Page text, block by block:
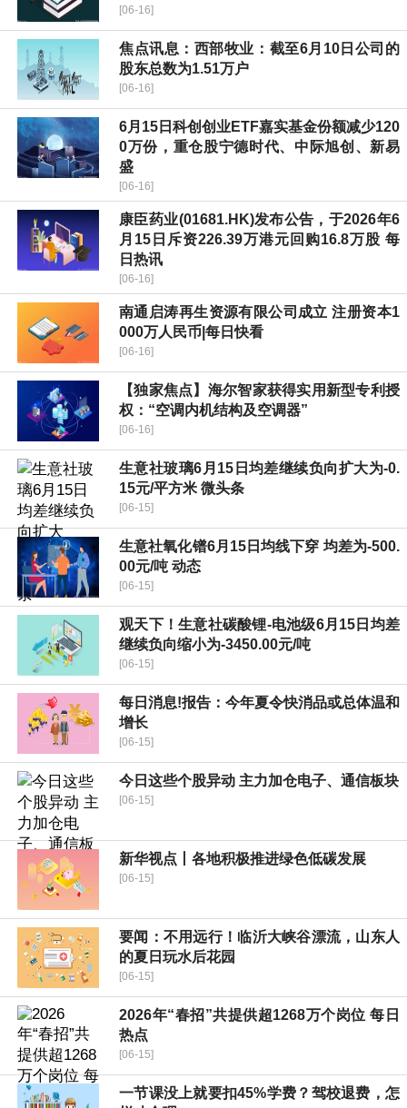
[06-16]
焦点讯息：西部牧业：截至6月10日公司的
股东总数为1.51万户
[06-16]
6月15日科创创业ETF嘉实基金份额减少120
0万份，重仓股宁德时代、中际旭创、新易
盛
[06-16]
康臣药业(01681.HK)发布公告，于2026年6
月15日斥资226.39万港元回购16.8万股 每
日热讯
[06-16]
南通启涛再生资源有限公司成立 注册资本1
000万人民币|每日快看
[06-16]
【独家焦点】海尔智家获得实用新型专利授
权：“空调内机结构及空调器”
[06-16]
生意社玻璃6月15日均差继续负向扩大为-0.
15元/平方米 微头条
[06-15]
生意社氧化镨6月15日均线下穿 均差为-500.
00元/吨 动态
[06-15]
观天下！生意社碳酸锂-电池级6月15日均差
继续负向缩小为-3450.00元/吨
[06-15]
每日消息!报告：今年夏令快消品或总体温和
增长
[06-15]
今日这些个股异动 主力加仓电子、通信板块
[06-15]
新华视点丨各地积极推进绿色低碳发展
[06-15]
要闻：不用远行！临沂大峡谷漂流，山东人
的夏日玩水后花园
[06-15]
2026年“春招”共提供超1268万个岗位 每日
热点
[06-15]
一节课没上就要扣45%学费？驾校退费，怎